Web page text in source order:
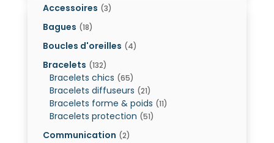
Accessoires (3)
Bagues (18)
Boucles d'oreilles (4)
Bracelets (132)
Bracelets chics (65)
Bracelets diffuseurs (21)
Bracelets forme & poids (11)
Bracelets protection (51)
Communication (2)